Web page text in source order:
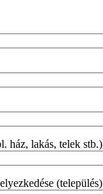
ház, lakás, telek stb.)
(település)